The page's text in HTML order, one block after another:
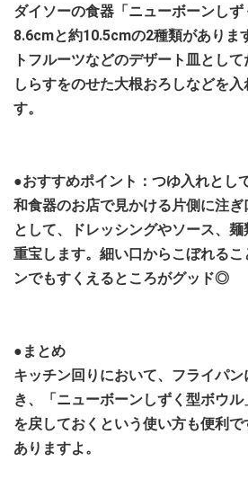
ダイソーの食器「ニューボーンし
8.6cmと約10.5cmの2種類がありま
トフルーツなどのデザート皿とし
しらすをのせた大根おろしなどを
す。
●おすすめポイント：つゆ入れとし
和食器のお店で見かける片側に注ぎ
として、ドレッシングやソース、
重宝します。細い口からこぼれる
ンでもすくえるところがグッド◎
●まとめ
キッチン回りにおいて、フライパ
き、「ニューボーンしずく型ボウ
を戻しておくという使い方も便利
ありますよ。